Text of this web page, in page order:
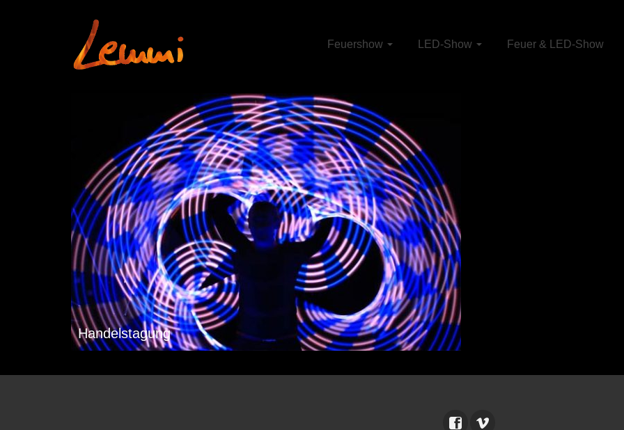
Feuershow LED-Show Feuer & LED-Show
Handelstagung